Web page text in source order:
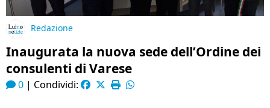
Redazione
Inaugurata la nuova sede dell’Ordine dei
consulenti di Varese
0 | Condividi: